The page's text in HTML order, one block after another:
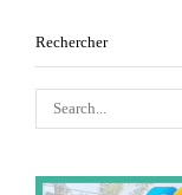
Rechercher